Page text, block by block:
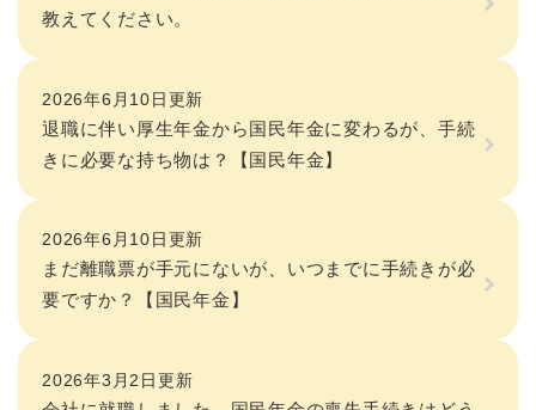
教えてください。
2026年6月10日更新
退職に伴い厚生年金から国民年金に変わるが、手続
きに必要な持ち物は？【国民年金】
2026年6月10日更新
まだ離職票が手元にないが、いつまでに手続きが必
要ですか？【国民年金】
2026年3月2日更新